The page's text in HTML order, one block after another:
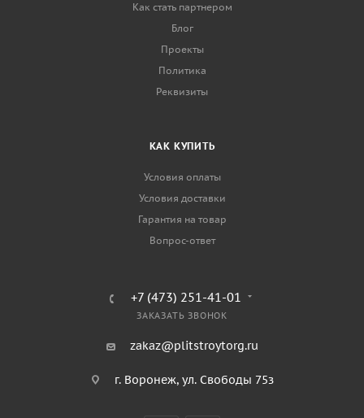
Как стать партнером
Блог
Проекты
Политика
Реквизиты
КАК КУПИТЬ
Условия оплаты
Условия доставки
Гарантия на товар
Вопрос-ответ
+7 (473) 251-41-01
ЗАКАЗАТЬ ЗВОНОК
zakaz@plitstroytorg.ru
г. Воронеж, ул. Свободы 75з